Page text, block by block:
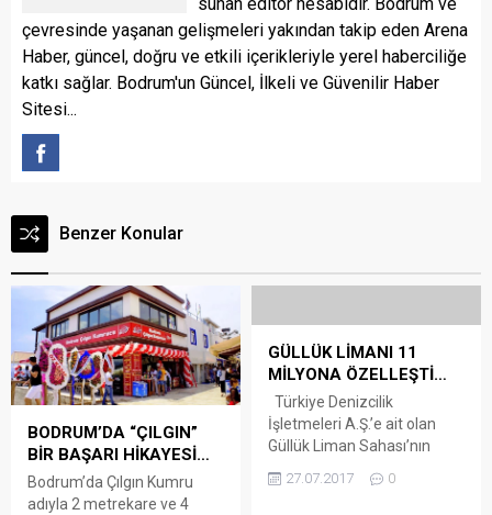
çevresinde yaşanan gelişmeleri yakından takip eden Arena
Haber, güncel, doğru ve etkili içerikleriyle yerel haberciliğe
katkı sağlar. Bodrum'un Güncel, İlkeli ve Güvenilir Haber
Sitesi...
Benzer Konular
BODRUM’DA “ÇILGIN”
BİR BAŞARI HİKAYESİ…
Bodrum’da Çılgın Kumru
adıyla 2 metrekare ve 4
GÜLLÜK LİMANI 11
MİLYONA ÖZELLEŞTİ…
Türkiye Denizcilik
İşletmeleri A.Ş.’e ait olan
Güllük Liman Sahası’nın
özelleştirilmesi ihalesinde,
27.07.2017 0